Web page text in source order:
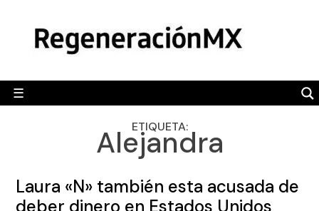
content
☰
POLÍTICA
CAMALEÓN
OPINIÓN
ENGLISH SECTION
ETIQUETA:
Alejandra
Laura «N» también esta acusada de
deber dinero en Estados Unidos